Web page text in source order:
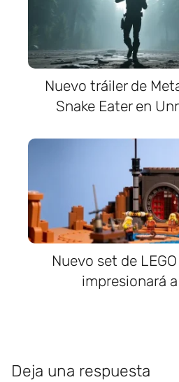
Nuevo tráiler de
Snake Eater en
Nuevo set de
impresionará
Deja una respuesta